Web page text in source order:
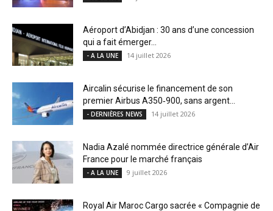
Aéroport d’Abidjan : 30 ans d’une concession
qui a fait émerger...
- A LA UNE 14 juillet 2026
Aircalin sécurise le financement de son
premier Airbus A350‑900, sans argent...
- DERNIÈRES NEWS 14 juillet 2026
Nadia Azalé nommée directrice générale d’Air
France pour le marché français
- A LA UNE 9 juillet 2026
Royal Air Maroc Cargo sacrée « Compagnie de